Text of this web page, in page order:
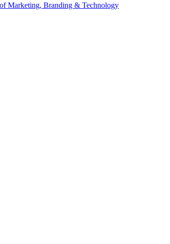
Marketing, Branding & Technology